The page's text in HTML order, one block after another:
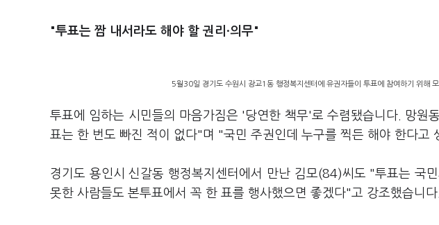
"투표는 짬 내서라도 해야 할 권리·의무"
5월30일 경기도 수원시 광교1동 행정복지센터에 유권자들이 투표에 참여하기 위해
투표에 임하는 시민들의 마음가짐은 '당연한 책무'로 수렴됐습니다. 망원
표는 한 번도 빠진 적이 없다"며 "국민 주권인데 누구를 찍든 해야 한다고
경기도 용인시 신갈동 행정복지센터에서 만난 김모(84)씨도 "투표는 국
못한 사람들도 본투표에서 꼭 한 표를 행사했으면 좋겠다"고 강조했습니다.